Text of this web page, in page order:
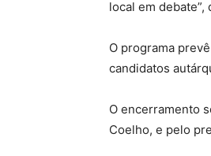
local em
O programa
candidatos
O encerramento
Coelho, e pelo